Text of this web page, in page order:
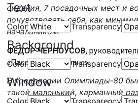
Text
Color Transparency
Background
Color Transparency
Window
Color Transparency
сидения, 7 посадочных мест и
почувствовать себя, как
начальником.
ФЁДОР ЧЕРНОУСОВ,
«Пассажиравтотранс»:
В преддверии Олимпиады-80
такой маленький, карманный